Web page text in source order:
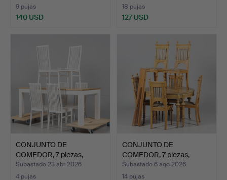
9 pujas
140 USD
18 pujas
127 USD
CONJUNTO DE
COMEDOR, 7 piezas,
"Finlandia"…
Subastado 23 abr 2026
4 pujas
CONJUNTO DE
COMEDOR, 7 piezas,
Neorrenacim…
Subastado 6 ago 2026
14 pujas